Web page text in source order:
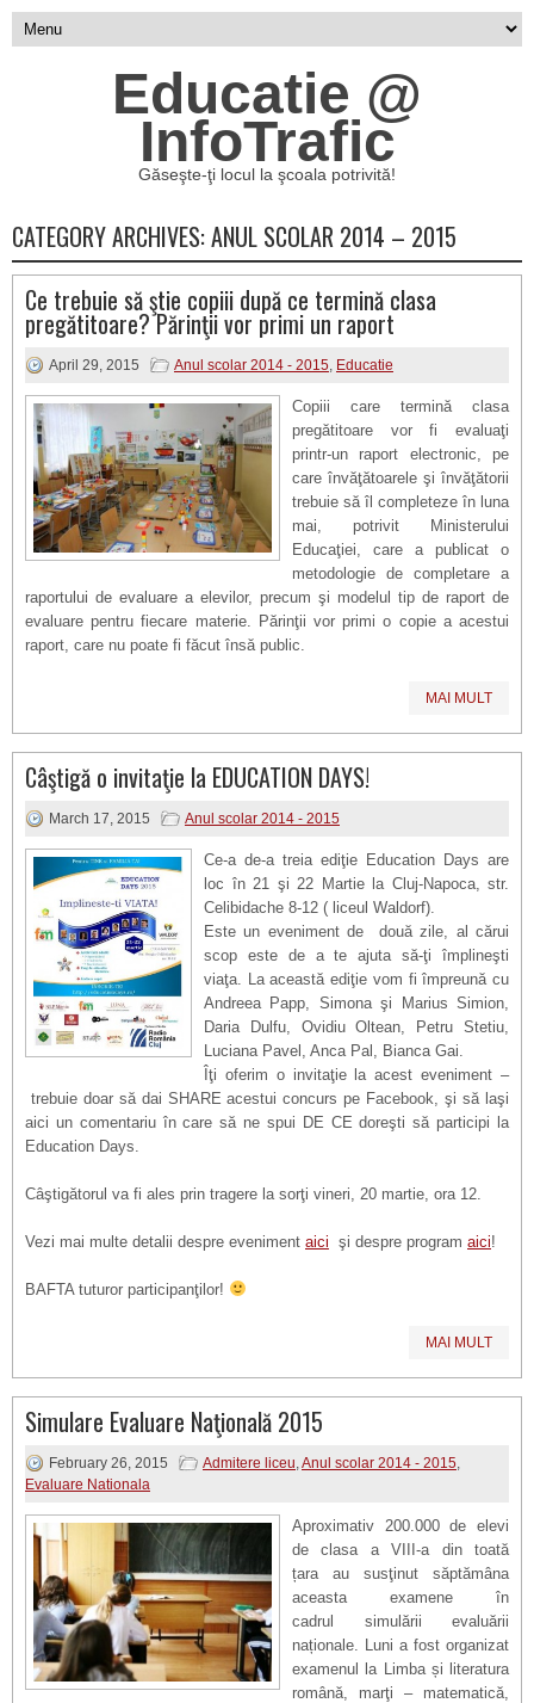
Educatie @
InfoTrafic
Găseşte-ţi locul la şcoala potrivită!
CATEGORY ARCHIVES:ANUL SCOLAR 2014 – 2015
Ce trebuie să ştie copiii după ce termină clasa
pregătitoare? Părinţii vor primi un raport
April 29, 2015 Anul scolar 2014 - 2015, Educatie
Copiii care termină clasa
pregătitoare vor fi evaluaţi
printr-un raport electronic, pe
care învăţătoarele şi învăţătorii
trebuie să îl completeze în luna
mai, potrivit Ministerului
Educaţiei, care a publicat o
metodologie de completare a
raportului de evaluare a elevilor, precum şi modelul tip de raport de
evaluare pentru fiecare materie. Părinţii vor primi o copie a acestui
raport, care nu poate fi făcut însă public.
MAI MULT
Câştigă o invitaţie la EDUCATION DAYS!
March 17, 2015 Anul scolar 2014 - 2015
Ce-a de-a treia ediţie Education Days are
loc în 21 şi 22 Martie la Cluj-Napoca, str.
Celibidache 8-12 ( liceul Waldorf).
Este un eveniment de două zile, al cărui
scop este de a te ajuta să-ţi împlineşti
viaţa. La această ediţie vom fi împreună cu
Andreea Papp, Simona şi Marius Simion,
Daria Dulfu, Ovidiu Oltean, Petru Stetiu,
Luciana Pavel, Anca Pal, Bianca Gai.
Îţi oferim o invitaţie la acest eveniment –
trebuie doar să dai SHARE acestui concurs pe Facebook, şi să laşi
aici un comentariu în care să ne spui DE CE doreşti să participi la
Education Days.
Câştigătorul va fi ales prin tragere la sorţi vineri, 20 martie, ora 12.
Vezi mai multe detalii despre eveniment aici şi despre program aici!
BAFTA tuturor participanţilor!
MAI MULT
Simulare Evaluare Naţională 2015
February 26, 2015 Admitere liceu,Anul scolar 2014 - 2015,
Evaluare Nationala
Aproximativ 200.000 de elevi
de clasa a VIII-a din toată
țara au susţinut săptămâna
aceasta examene în
cadrul simulării evaluării
naționale. Luni a fost organizat
examenul la Limba și literatura
română, marţi – matematică,